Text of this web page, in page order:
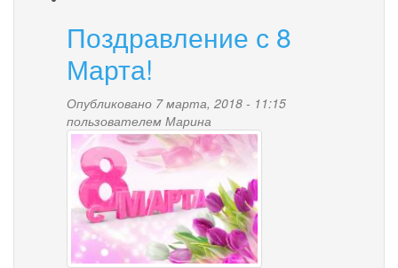
ГОСУДАРСТВЕННЫХ
МУНИЦИПАЛЬНЫХ
УСЛУГ»
Поздравление с 8
Марта!
Опубликовано 7 марта, 2018 - 11:15
пользователем Марина
love-
vera-
08032017-
5.jpg